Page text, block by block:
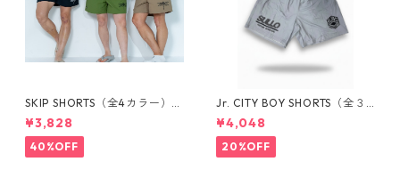
SKIP SHORTS（全4カラー）17
22201031
¥3,828
40%OFF
Jr. CITY BOY SHORTS（全３
カラー）1731104037
¥4,048
20%OFF